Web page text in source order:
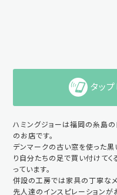
タッ
ハミングジョーは福岡の糸島
のお店です。
デンマークの古い窓を使った黒
り自分たちの足で買い付けてく
っています。
併設の工房では家具の丁寧なメ
先人達のインスピレーション